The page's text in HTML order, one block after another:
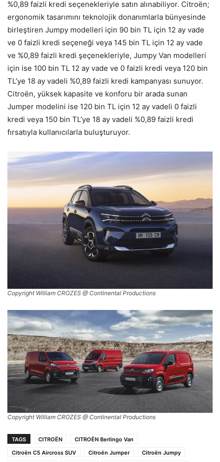
%0,89 faizli kredi seçenekleriyle satın alınabiliyor. Citroën;
ergonomik tasarımını teknolojik donanımlarla bünyesinde
birleştiren Jumpy modelleri için 90 bin TL için 12 ay vade
ve 0 faizli kredi seçeneği veya 145 bin TL için 12 ay vade
ve %0,89 faizli kredi şeçenekleriyle, Jumpy Van modelleri
için ise 100 bin TL 12 ay vade ve 0 faizli kredi veya 120 bin
TL’ye 18 ay vadeli %0,89 faizli kredi kampanyası sunuyor.
Citroën, yüksek kapasite ve konforu bir arada sunan
Jumper modelini ise 120 bin TL için 12 ay vadeli 0 faizli
kredi veya 150 bin TL’ye 18 ay vadeli %0,89 faizli kredi
fırsatıyla kullanıcılarla buluşturuyor.
Copyright William CROZES @ Continental Productions
Copyright William CROZES @ Continental Productions
TAGS CITROËN
CITROËN Berlingo Van
Citroën C5 Aircross SUV
Citroën Jumper
Citroën Jumpy